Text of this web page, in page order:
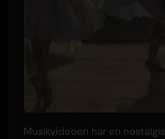
Musikvideoen har en